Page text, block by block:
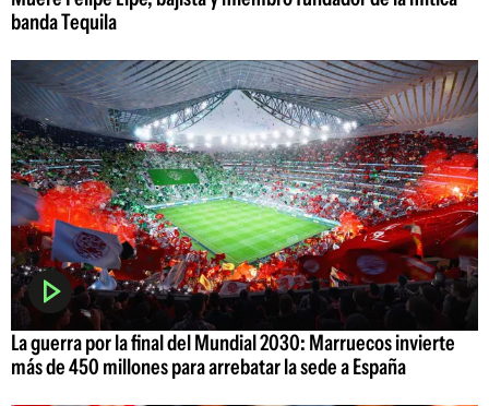
banda Tequila
La guerra por la final del Mundial 2030: Marruecos invierte
más de 450 millones para arrebatar la sede a España